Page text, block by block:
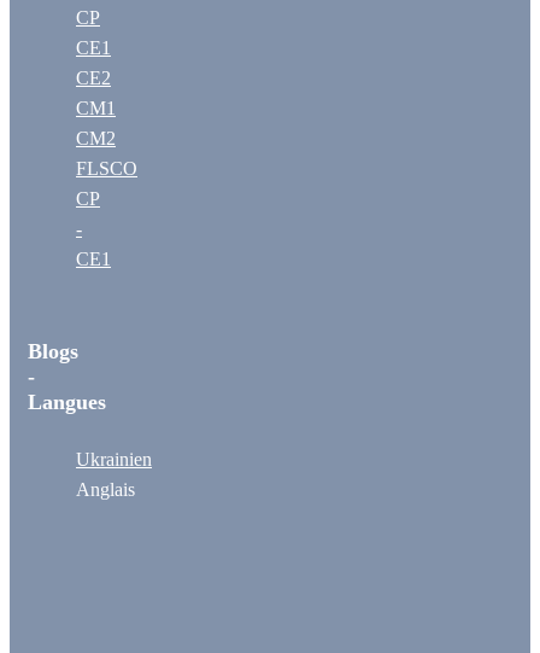
CP
CE1
CE2
CM1
CM2
FLSCO
CP
-
CE1
Blogs
-
Langues
Ukrainien
Anglais